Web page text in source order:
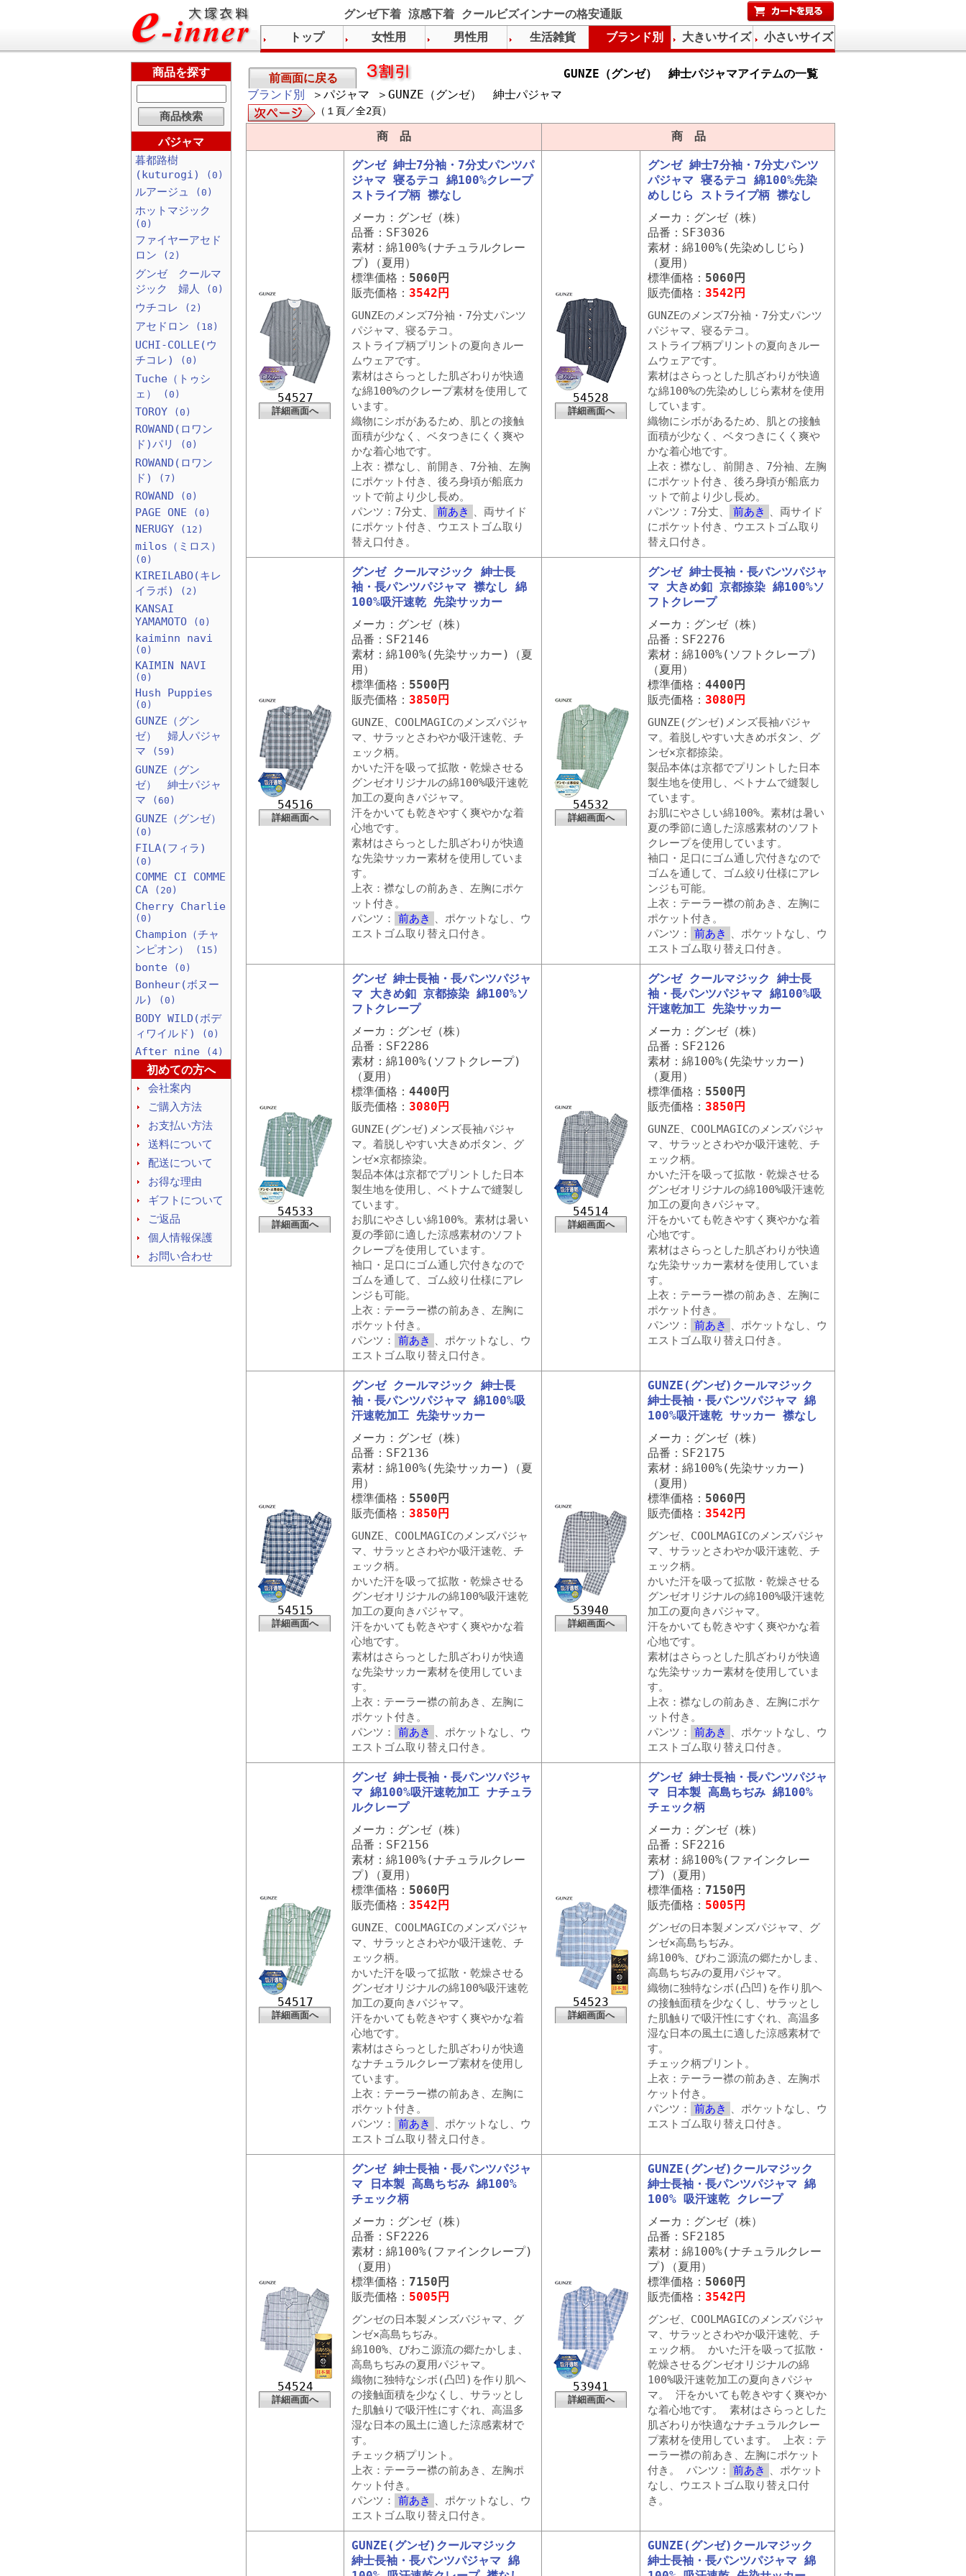
グンゼ下着 涼感下着 クールビズインナーの格安通販
前画面に戻る
GUNZE（グンゼ） 紳士パジャマアイテムの一覧
ブランド別 ＞パジャマ ＞GUNZE（グンゼ） 紳士パジャマ
（１頁／全2頁）
商 品 商 品
54527
詳細画面へ
グンゼ 紳士7分袖・7分丈パンツパ
ジャマ 寝るテコ 綿100%クレープ
ストライプ柄 襟なし
メーカ：グンゼ（株）
品番：SF3026
素材：綿100%(ナチュラルクレー
プ)（夏用）
標準価格： 5060円
販売価格： 3542円
GUNZEのメンズ7分袖・7分丈パンツ
パジャマ、寝るテコ。
ストライプ柄プリントの夏向きルー
ムウェアです。
素材はさらっとした肌ざわりが快適
な綿100%のクレープ素材を使用して
います。
織物にシボがあるため、肌との接触
面積が少なく、ベタつきにくく爽や
かな着心地です。
上衣：襟なし、前開き、7分袖、左胸
にポケット付き、後ろ身頃が船底カ
ットで前より少し長め。
パンツ：7分丈、
前あき 、両サイド
にポケット付き、ウエストゴム取り
替え口付き。
54528
詳細画面へ
グンゼ 紳士7分袖・7分丈パンツ
パジャマ 寝るテコ 綿100%先染
めしじら ストライプ柄 襟なし
メーカ：グンゼ（株）
品番：SF3036
素材：綿100%(先染めしじら)
（夏用）
標準価格： 5060円
販売価格： 3542円
GUNZEのメンズ7分袖・7分丈パンツ
パジャマ、寝るテコ。
ストライプ柄プリントの夏向きルー
ムウェアです。
素材はさらっとした肌ざわりが快適
な綿100%の先染めしじら素材を使用
しています。
織物にシボがあるため、肌との接触
面積が少なく、ベタつきにくく爽や
かな着心地です。
上衣：襟なし、前開き、7分袖、左胸
にポケット付き、後ろ身頃が船底カ
ットで前より少し長め。
パンツ：7分丈、
前あき 、両サイド
にポケット付き、ウエストゴム取り
替え口付き。
54516
詳細画面へ
グンゼ クールマジック 紳士長
袖・長パンツパジャマ 襟なし 綿
100%吸汗速乾 先染サッカー
メーカ：グンゼ（株）
品番：SF2146
素材：綿100%(先染サッカー)（夏
用）
標準価格： 5500円
販売価格： 3850円
GUNZE、COOLMAGICのメンズパジャ
マ、サラッとさわやか吸汗速乾、チ
ェック柄。
かいた汗を吸って拡散・乾燥させる
グンゼオリジナルの綿100%吸汗速乾
加工の夏向きパジャマ。
汗をかいても乾きやすく爽やかな着
心地です。
素材はさらっとした肌ざわりが快適
な先染サッカー素材を使用していま
す。
上衣：襟なしの前あき、左胸にポケ
ット付き。
パンツ：
前あき 、ポケットなし、ウ
エストゴム取り替え口付き。
54532
詳細画面へ
グンゼ 紳士長袖・長パンツパジャ
マ 大きめ釦 京都捺染 綿100%ソ
フトクレープ
メーカ：グンゼ（株）
品番：SF2276
素材：綿100%(ソフトクレープ)
（夏用）
標準価格： 4400円
販売価格： 3080円
GUNZE(グンゼ)メンズ長袖パジャ
マ。着脱しやすい大きめボタン、グ
ンゼ×京都捺染。
製品本体は京都でプリントした日本
製生地を使用し、ベトナムで縫製し
ています。
お肌にやさしい綿100%。素材は暑い
夏の季節に適した涼感素材のソフト
クレープを使用しています。
袖口・足口にゴム通し穴付きなので
ゴムを通して、ゴム絞り仕様にアレ
ンジも可能。
上衣：テーラー襟の前あき、左胸に
ポケット付き。
パンツ：
前あき 、ポケットなし、ウ
エストゴム取り替え口付き。
54533
詳細画面へ
グンゼ 紳士長袖・長パンツパジャ
マ 大きめ釦 京都捺染 綿100%ソ
フトクレープ
メーカ：グンゼ（株）
品番：SF2286
素材：綿100%(ソフトクレープ)
（夏用）
標準価格： 4400円
販売価格： 3080円
GUNZE(グンゼ)メンズ長袖パジャ
マ。着脱しやすい大きめボタン、グ
ンゼ×京都捺染。
製品本体は京都でプリントした日本
製生地を使用し、ベトナムで縫製し
ています。
お肌にやさしい綿100%。素材は暑い
夏の季節に適した涼感素材のソフト
クレープを使用しています。
袖口・足口にゴム通し穴付きなので
ゴムを通して、ゴム絞り仕様にアレ
ンジも可能。
上衣：テーラー襟の前あき、左胸に
ポケット付き。
パンツ：
前あき 、ポケットなし、ウ
エストゴム取り替え口付き。
54514
詳細画面へ
グンゼ クールマジック 紳士長
袖・長パンツパジャマ 綿100%吸
汗速乾加工 先染サッカー
メーカ：グンゼ（株）
品番：SF2126
素材：綿100%(先染サッカー)
（夏用）
標準価格： 5500円
販売価格： 3850円
GUNZE、COOLMAGICのメンズパジャ
マ、サラッとさわやか吸汗速乾、チ
ェック柄。
かいた汗を吸って拡散・乾燥させる
グンゼオリジナルの綿100%吸汗速乾
加工の夏向きパジャマ。
汗をかいても乾きやすく爽やかな着
心地です。
素材はさらっとした肌ざわりが快適
な先染サッカー素材を使用していま
す。
上衣：テーラー襟の前あき、左胸に
ポケット付き。
パンツ：
前あき 、ポケットなし、ウ
エストゴム取り替え口付き。
54515
詳細画面へ
グンゼ クールマジック 紳士長
袖・長パンツパジャマ 綿100%吸
汗速乾加工 先染サッカー
メーカ：グンゼ（株）
品番：SF2136
素材：綿100%(先染サッカー)（夏
用）
標準価格： 5500円
販売価格： 3850円
GUNZE、COOLMAGICのメンズパジャ
マ、サラッとさわやか吸汗速乾、チ
ェック柄。
かいた汗を吸って拡散・乾燥させる
グンゼオリジナルの綿100%吸汗速乾
加工の夏向きパジャマ。
汗をかいても乾きやすく爽やかな着
心地です。
素材はさらっとした肌ざわりが快適
な先染サッカー素材を使用していま
す。
上衣：テーラー襟の前あき、左胸に
ポケット付き。
パンツ：
前あき 、ポケットなし、ウ
エストゴム取り替え口付き。
53940
詳細画面へ
GUNZE(グンゼ)クールマジック
紳士長袖・長パンツパジャマ 綿
100%吸汗速乾 サッカー 襟なし
メーカ：グンゼ（株）
品番：SF2175
素材：綿100%(先染サッカー)
（夏用）
標準価格： 5060円
販売価格： 3542円
グンゼ、COOLMAGICのメンズパジャ
マ、サラッとさわやか吸汗速乾、チ
ェック柄。
かいた汗を吸って拡散・乾燥させる
グンゼオリジナルの綿100%吸汗速乾
加工の夏向きパジャマ。
汗をかいても乾きやすく爽やかな着
心地です。
素材はさらっとした肌ざわりが快適
な先染サッカー素材を使用していま
す。
上衣：襟なしの前あき、左胸にポケ
ット付き。
パンツ：
前あき 、ポケットなし、ウ
エストゴム取り替え口付き。
54517
詳細画面へ
グンゼ 紳士長袖・長パンツパジャ
マ 綿100%吸汗速乾加工 ナチュラ
ルクレープ
メーカ：グンゼ（株）
品番：SF2156
素材：綿100%(ナチュラルクレー
プ)（夏用）
標準価格： 5060円
販売価格： 3542円
GUNZE、COOLMAGICのメンズパジャ
マ、サラッとさわやか吸汗速乾、チ
ェック柄。
かいた汗を吸って拡散・乾燥させる
グンゼオリジナルの綿100%吸汗速乾
加工の夏向きパジャマ。
汗をかいても乾きやすく爽やかな着
心地です。
素材はさらっとした肌ざわりが快適
なナチュラルクレープ素材を使用し
ています。
上衣：テーラー襟の前あき、左胸に
ポケット付き。
パンツ：
前あき 、ポケットなし、ウ
エストゴム取り替え口付き。
54523
詳細画面へ
グンゼ 紳士長袖・長パンツパジャ
マ 日本製 高島ちぢみ 綿100%
チェック柄
メーカ：グンゼ（株）
品番：SF2216
素材：綿100%(ファインクレー
プ)（夏用）
標準価格： 7150円
販売価格： 5005円
グンゼの日本製メンズパジャマ、グ
ンゼ×高島ちぢみ。
綿100%、びわこ源流の郷たかしま、
高島ちぢみの夏用パジャマ。
織物に独特なシボ(凸凹)を作り肌ヘ
の接触面積を少なくし、サラッとし
た肌触りで吸汗性にすぐれ、高温多
湿な日本の風土に適した涼感素材で
す。
チェック柄プリント。
上衣：テーラー襟の前あき、左胸ポ
ケット付き。
パンツ：
前あき 、ポケットなし、ウ
エストゴム取り替え口付き。
54524
詳細画面へ
グンゼ 紳士長袖・長パンツパジャ
マ 日本製 高島ちぢみ 綿100%
チェック柄
メーカ：グンゼ（株）
品番：SF2226
素材：綿100%(ファインクレープ)
（夏用）
標準価格： 7150円
販売価格： 5005円
グンゼの日本製メンズパジャマ、グ
ンゼ×高島ちぢみ。
綿100%、びわこ源流の郷たかしま、
高島ちぢみの夏用パジャマ。
織物に独特なシボ(凸凹)を作り肌ヘ
の接触面積を少なくし、サラッとし
た肌触りで吸汗性にすぐれ、高温多
湿な日本の風土に適した涼感素材で
す。
チェック柄プリント。
上衣：テーラー襟の前あき、左胸ポ
ケット付き。
パンツ：
前あき 、ポケットなし、ウ
エストゴム取り替え口付き。
53941
詳細画面へ
GUNZE(グンゼ)クールマジック
紳士長袖・長パンツパジャマ 綿
100% 吸汗速乾 クレープ
メーカ：グンゼ（株）
品番：SF2185
素材：綿100%(ナチュラルクレー
プ)（夏用）
標準価格： 5060円
販売価格： 3542円
グンゼ、COOLMAGICのメンズパジャ
マ、サラッとさわやか吸汗速乾、チ
ェック柄。 かいた汗を吸って拡散・
乾燥させるグンゼオリジナルの綿
100%吸汗速乾加工の夏向きパジャ
マ。 汗をかいても乾きやすく爽やか
な着心地です。 素材はさらっとした
肌ざわりが快適なナチュラルクレー
プ素材を使用しています。 上衣：テ
ーラー襟の前あき、左胸にポケット
付き。 パンツ：
前あき 、ポケット
なし、ウエストゴム取り替え口付
き。
GUNZE(グンゼ)クールマジック
紳士長袖・長パンツパジャマ 綿
GUNZE(グンゼ)クールマジック
紳士長袖・長パンツパジャマ 綿
商品を探す
パジャマ
暮都路樹
(kuturogi)
(0)
ルアージュ (0)
ホットマジック
(0)
ファイヤーアセド
ロン
(2)
グンゼ クールマ
ジック 婦人
(0)
ウチコレ (2)
アセドロン (18)
UCHI-COLLE(ウ
チコレ)
(0)
Tuche（トゥシ
ェ）
(0)
TOROY (0)
ROWAND(ロワン
ド)パリ
(0)
ROWAND(ロワン
ド)
(7)
ROWAND (0)
PAGE ONE (0)
NERUGY (12)
milos（ミロス）
(0)
KIREILABO(キレ
イラボ)
(2)
KANSAI
YAMAMOTO
(0)
kaiminn navi
(0)
KAIMIN NAVI
(0)
Hush Puppies
(0)
GUNZE（グン
ゼ） 婦人パジャ
マ
(59)
GUNZE（グン
ゼ） 紳士パジャ
マ
(60)
GUNZE（グンゼ）
(0)
FILA(フィラ)
(0)
COMME CI COMME
CA
(20)
Cherry Charlie
(0)
Champion（チャ
ンピオン）
(15)
bonte (0)
Bonheur(ボヌー
ル)
(0)
BODY WILD(ボデ
ィワイルド)
(0)
After nine (4)
初めての方へ
会社案内
ご購入方法
お支払い方法
送料について
配送について
お得な理由
ギフトについて
ご返品
個人情報保護
お問い合わせ
トップ 女性用 男性用 生活雑貨 ブランド別 大きいサイズ 小さいサイズ